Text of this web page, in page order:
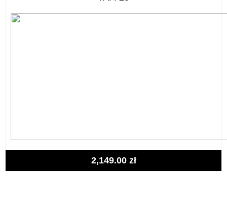
2,149.00 zł